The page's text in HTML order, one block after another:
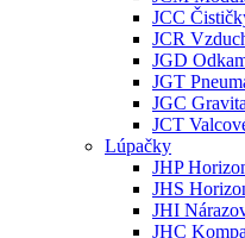
JCC
JCR
JGD
JGT
JGC
JCT
Lúpačky
JHP
JHS
JHI
JHC